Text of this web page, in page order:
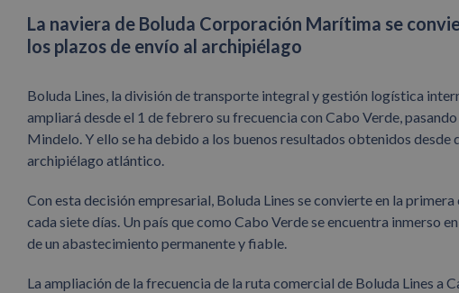
La naviera de Boluda Corporación Marítima se
los plazos de envío al archipiélago
Boluda Lines, la división de transporte integral y gestión logística
ampliará desde el 1 de febrero su frecuencia con Cabo Verde,
Mindelo. Y ello se ha debido a los buenos resultados obtenidos desde
archipiélago atlántico.
Con esta decisión empresarial, Boluda Lines se convierte en la
cada siete días. Un país que como Cabo Verde se encuentra inmerso
de un abastecimiento permanente y fiable.
La ampliación de la frecuencia de la ruta comercial de Boluda Lines a